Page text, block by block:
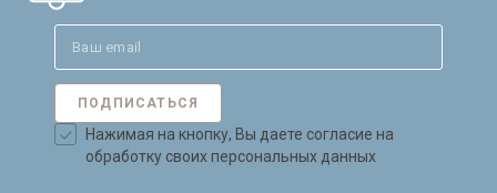
ПОДПИСАТЬСЯ
Нажимая на кнопку, Вы даете согласие на
обработку своих персональных данных